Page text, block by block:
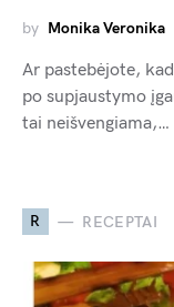
by Monika Veronika
Ar pastebėjote,
po supjaustymo
tai neišvengiama,…
R RECEPTAI